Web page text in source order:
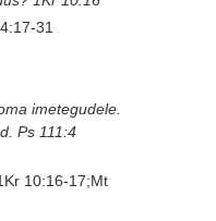
31
imetegudele.
Ps 111:4
10:16-17;Mt